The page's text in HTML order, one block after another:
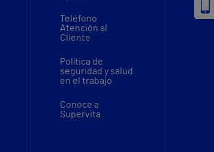
Teléfono
Atención al
Cliente
Política de
seguridad y salud
en el trabajo
Conoce a
Supervita